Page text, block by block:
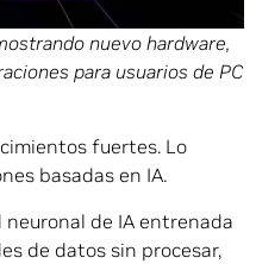
IA haciendo que la
nuevo hardware,
para usuarios de PC
fuertes. Lo
basadas en IA.
neuronal de IA entrenada
de datos sin procesar,